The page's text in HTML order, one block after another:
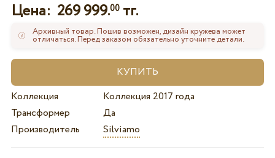
Цена: 269 999.00тг.
Архивный товар. Пошив возможен, дизайн кружева может
отличаться. Перед заказом обязательно уточните детали.
Коллекция
Коллекция 2017 года
Трансформер
Да
Производитель
Silviamo